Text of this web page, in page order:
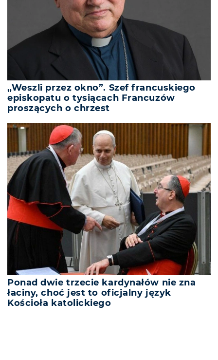
„Weszli przez okno”. Szef francuskiego
episkopatu o tysiącach Francuzów
proszących o chrzest
Ponad dwie trzecie kardynałów nie zna
łaciny, choć jest to oficjalny język
Kościoła katolickiego